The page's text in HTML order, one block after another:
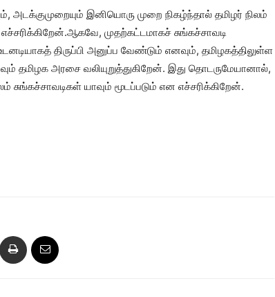
இனியொரு முறை நிகழ்ந்தால் தமிழர் நிலம்
முதற்கட்டமாகச் சுங்கச்சாவடி‌
திருப்பி அனுப்ப வேண்டும் எனவும், தமிழகத்திலுள்ள
தமிழக அரசை வலியுறுத்துகிறேன். இது தொடருமேயானால்,
யாவும் மூடப்படும் என எச்சரிக்கிறேன்.